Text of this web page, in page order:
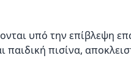
υπό την επίβλεψη
παιδική πισίνα,